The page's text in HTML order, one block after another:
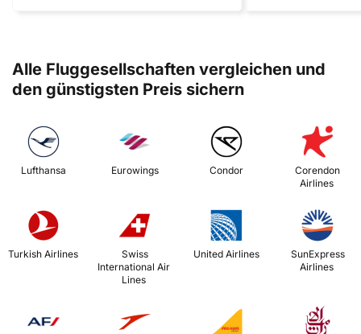
Alle Fluggesellschaften vergleichen und
den günstigsten Preis sichern
Lufthansa Eurowings Condor
Corendon
Airlines
Turkish Airlines
International Air
Lines
United Airlines
Airlines